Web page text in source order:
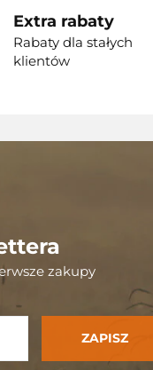
Extra rabaty
Rabaty dla stałych
klientów
zakupy